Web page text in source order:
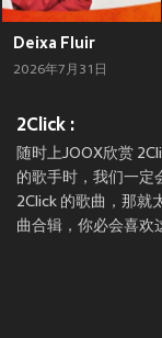
Deixa Fluir
2026年7月31日
2Click :
随时上JOOX欣赏
的歌手时，我们一定
2Click 的歌曲，那就
曲合辑，你必会喜欢